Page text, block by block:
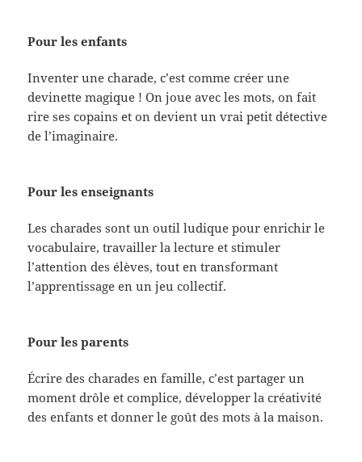
Pour les enfants
Inventer une charade, c’est comme créer une
devinette magique ! On joue avec les mots, on fait
rire ses copains et on devient un vrai petit détective
de l’imaginaire.
Pour les enseignants
Les charades sont un outil ludique pour enrichir le
vocabulaire, travailler la lecture et stimuler
l’attention des élèves, tout en transformant
l’apprentissage en un jeu collectif.
Pour les parents
Écrire des charades en famille, c’est partager un
moment drôle et complice, développer la créativité
des enfants et donner le goût des mots à la maison.